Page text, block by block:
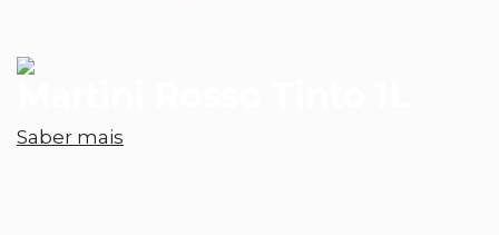
Saber mais